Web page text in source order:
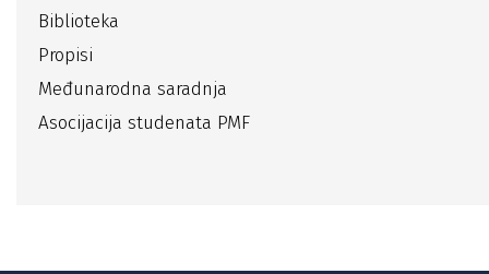
Biblioteka
Propisi
Međunarodna saradnja
Asocijacija studenata PMF